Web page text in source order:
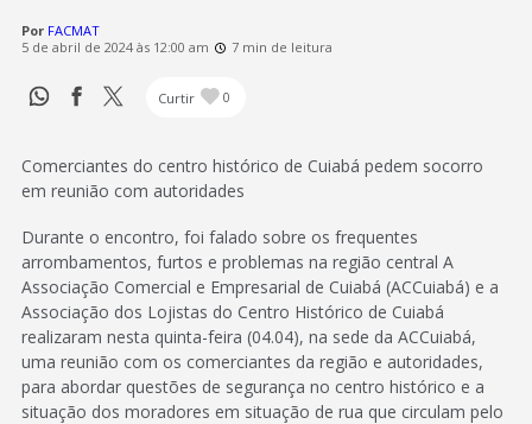
Por FACMAT
5 de abril de 2024 às 12:00 am
7 min de leitura
Curtir 0
Comerciantes do centro histórico de Cuiabá pedem socorro
em reunião com autoridades
Durante o encontro, foi falado sobre os frequentes
arrombamentos, furtos e problemas na região central A
Associação Comercial e Empresarial de Cuiabá (ACCuiabá) e a
Associação dos Lojistas do Centro Histórico de Cuiabá
realizaram nesta quinta-feira (04.04), na sede da ACCuiabá,
uma reunião com os comerciantes da região e autoridades,
para abordar questões de segurança no centro histórico e a
situação dos moradores em situação de rua que circulam pelo